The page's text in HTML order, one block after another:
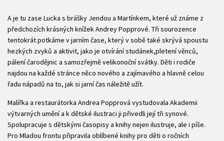
A je tu zase Lucka s brášky Jendou a Martínkem, které už známe z
předchozích krásných knížek Andrey Popprové. Tři sourozence
tentokrát potkáme v jarním čase, který v sobě také skrývá spoustu
hezkých zvyků a aktivit, jako je otvírání studánek,pletení věnců,
pálení čarodějnic a samozřejmě velikonoční svátky. Děti i rodiče
najdou na každé stránce něco nového a zajímavého a hlavně celou
řadu nápadů na to, jak si jarní čas náležitě užít.
Malířka a restaurátorka Andrea Popprová vystudovala Akademii
výtvarných umění a k dětské ilustraci ji přivedli její tři synové.
Spolupracuje s dětskými časopisy a knihy nejen ilustruje, ale i píše.
Pro Mladou frontu připravila oblíbené knihy pro děti o ročních